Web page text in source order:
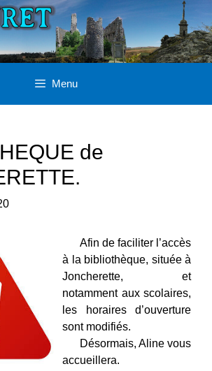
Menu
de
Afin de faciliter l’accès
à la bibliothèque, située à
Joncherette, et
notamment aux scolaires,
les horaires d’ouverture
sont modifiés.
Désormais, Aline vous
accueillera.